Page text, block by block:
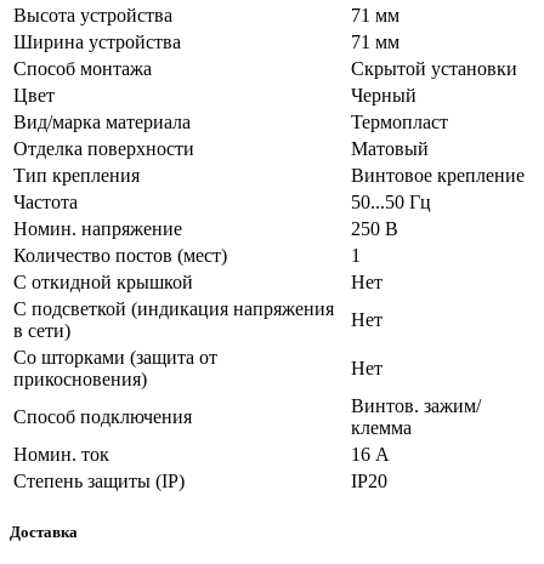
Высота устройства
71 мм
Ширина устройства
71 мм
Способ монтажа
Скрытой установки
Цвет
Черный
Вид/марка материала
Термопласт
Отделка поверхности
Матовый
Тип крепления
Винтовое крепление
Частота
50...50 Гц
Номин. напряжение
250 В
Количество постов (мест)
1
С откидной крышкой
Нет
С подсветкой (индикация напряжения
в сети)
Нет
Со шторками (защита от
прикосновения)
Нет
Способ подключения
Винтов. зажим/
клемма
Номин. ток
16 А
Степень защиты (IP)
IP20
Доставка